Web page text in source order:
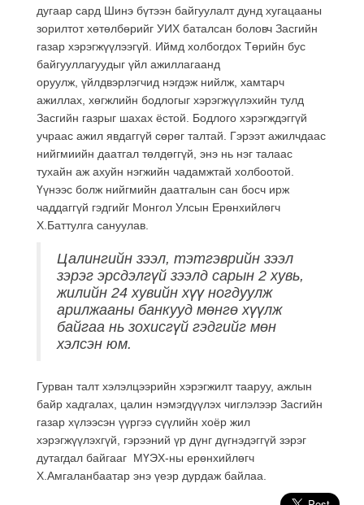
дугаар сард Шинэ бүтээн байгуулалт дунд хугацааны
зорилтот хөтөлбөрийг УИХ баталсан боловч Засгийн
газар хэрэгжүүлээгүй. Иймд холбогдох Төрийн бус
байгууллагуудыг үйл ажиллагаанд
оруулж, үйлдвэрлэгчид нэгдэж нийлж, хамтарч
ажиллах, хөгжлийн бодлогыг хэрэгжүүлэхийн тулд
Засгийн газрыг шахах ёстой. Бодлого хэрэгждэггүй
учраас ажил явдаггүй сөрөг талтай. Гэрээт ажилчдаас
нийгмиийн даатгал төлдөггүй, энэ нь нэг талаас
тухайн аж ахуйн нэгжийн чадамжтай холбоотой.
Үүнээс болж нийгмийн даатгалын сан босч ирж
чаддаггүй гэдгийг Монгол Улсын Ерөнхийлөгч
Х.Баттулга сануулав.
Цалингийн зээл, тэтгэврийн зээл
зэрэг эрсдэлгүй зээлд сарын 2 хувь,
жилийн 24 хувийн хүү ногдуулж
арилжааны банкууд мөнгө хүүлж
байгаа нь зохисгүй гэдгийг мөн
хэлсэн юм.
Гурван талт хэлэлцээрийн хэрэгжилт тааруу, ажлын
байр хадгалах, цалин нэмэгдүүлэх чиглэлээр Засгийн
газар хүлээсэн үүргээ сүүлийн хоёр жил
хэрэгжүүлэхгүй, гэрээний үр дүнг дүгнэдэггүй зэрэг
дутагдал байгааг МҮЭХ-ны ерөнхийлөгч
Х.Амгаланбаатар энэ үеэр дурдаж байлаа.